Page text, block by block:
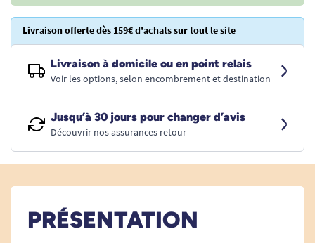
Livraison offerte dès 159€ d'achats sur tout le site
Livraison à domicile ou en point relais
Voir les options, selon encombrement et destination
Jusqu’à 30 jours pour changer d’avis
Découvrir nos assurances retour
PRÉSENTATION